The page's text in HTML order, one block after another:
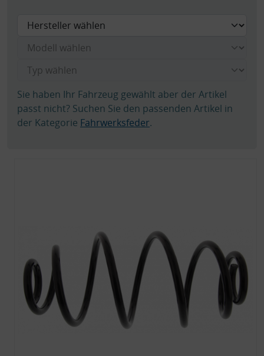
Sie haben Ihr Fahrzeug gewählt aber der Artikel
passt nicht? Suchen Sie den passenden Artikel in
der Kategorie Fahrwerksfeder.